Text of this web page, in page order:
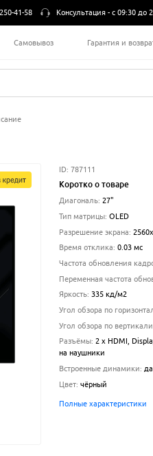
250-41-58 Консультация -с 09:30 до
Самовывоз Гарантия и
ID: 787111
Коротко о товаре
Диагональ: 27"
Тип матрицы: OLED
Разрешение экрана:
Время отклика: 0.03 мс
Частота обновления
Переменная частота
Яркость: 335 кд/м2
Угол обзора по
Угол обзора по вертикали
Разъёмы: 2 x HDMI,
на наушники
Встроенные динамики: да
Цвет: чёрный
Полные характеристики